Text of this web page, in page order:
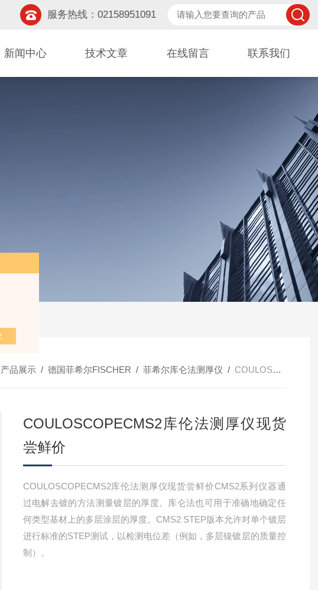
服务热线：02158951091
新闻中心 技术文章 在线留言 联系我们
产品展示/ 德国菲希尔FISCHER / 菲希尔库仑法测厚仪 / COULOSCOPECMS2库伦法测厚仪现货尝鲜价
COULOSCOPECMS2库伦法测厚仪现货
尝鲜价
COULOSCOPECMS2库伦法测厚仪现货尝鲜价CMS2系列仪器通
过电解去镀的方法测量镀层的厚度。库仑法也可用于准确地确定任
何类型基材上的多层涂层的厚度。CMS2 STEP版本允许对单个镀层
进行标准的STEP测试，以检测电位差（例如，多层镍镀层的质量控
制）。